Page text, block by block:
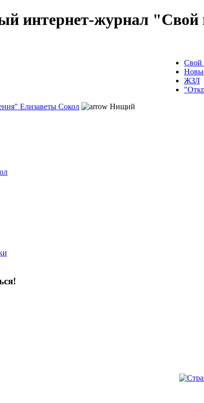
интернет-журнал "Свой
Свой
ЖЗЛ
Елизаветы Сокол Нищий